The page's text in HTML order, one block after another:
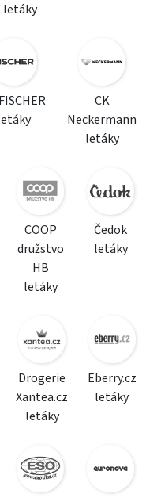
letáky
CK
Neckermann
letáky
COOP
družstvo
HB
letáky
Čedok
letáky
Drogerie
Xantea.cz
letáky
Eberry.cz
letáky